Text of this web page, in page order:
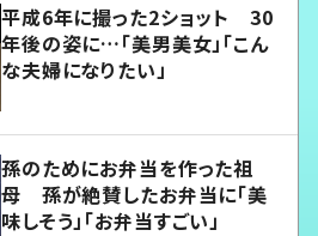
平成6年に撮った2ショット 30
年後の姿に…「美男美女」「こん
な夫婦になりたい」
孫のためにお弁当を作った祖
母 孫が絶賛したお弁当に「美
味しそう」「お弁当すごい」